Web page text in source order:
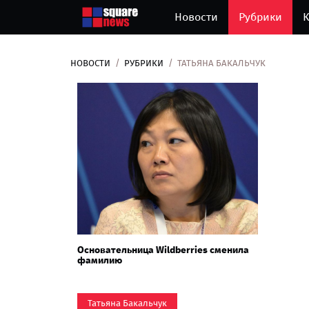
Новости Рубрики
НОВОСТИ РУБРИКИ ТАТЬЯНА БАКАЛЬЧУК
Основательница Wildberries сменила
фамилию
Татьяна Бакальчук